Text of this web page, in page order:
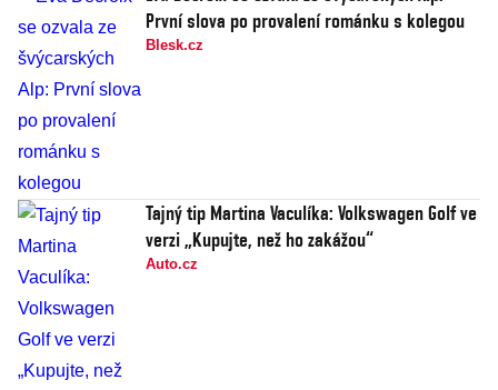
První slova po provalení románku s kolegou
Blesk.cz
Tajný tip Martina Vaculíka: Volkswagen Golf ve
verzi „Kupujte, než ho zakážou“
Auto.cz